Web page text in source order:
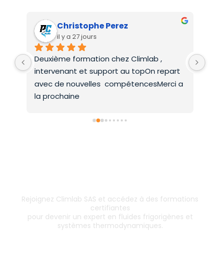
Christophe Perez
il y a 27 jours
Deuxième formation chez Climlab ,
intervenant et support au topOn repart
avec de nouvelles  compétencesMerci a
la prochaine
Rejoignez Climlab SAS et accédez à des formations
certifiantes
pour devenir un expert en fluides frigorigènes et
systèmes thermodynamiques.